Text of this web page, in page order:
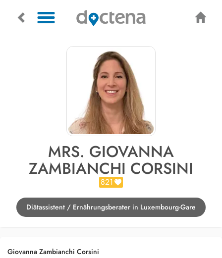
MRS. GIOVANNA
ZAMBIANCHI CORSINI
821
Diätassistent / Ernährungsberater in Luxembourg-Gare
Giovanna Zambianchi Corsini